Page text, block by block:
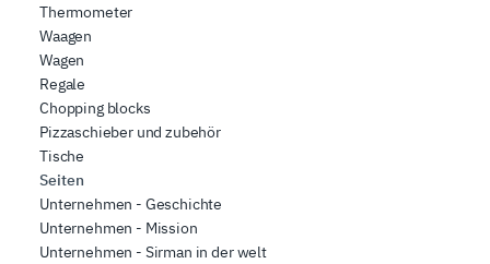
Thermometer
Waagen
Wagen
Regale
Chopping blocks
Pizzaschieber und zubehör
Tische
Seiten
Unternehmen - Geschichte
Unternehmen - Mission
Unternehmen - Sirman in der welt